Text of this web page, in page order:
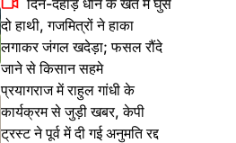
दिन-दहाड़े धान के खेत में घुसे
दो हाथी, गजमित्रों ने हाका
लगाकर जंगल खदेड़ा; फसल रौंदे
जाने से किसान सहमे
प्रयागराज में राहुल गांधी के
कार्यक्रम से जुड़ी खबर, केपी
ट्रस्ट ने पूर्व में दी गई अनुमति रद्द